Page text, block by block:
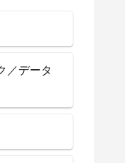
／データ